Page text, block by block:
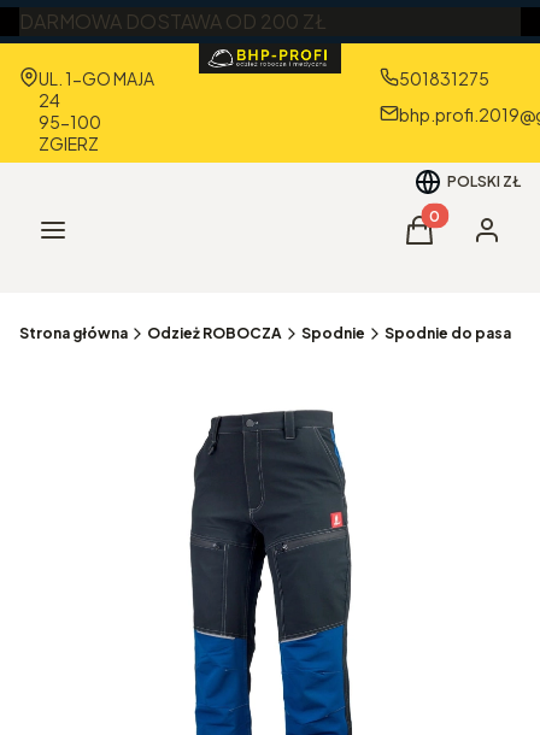
DARMOWA DOSTAWA OD 200 ZŁ
Adres:
UL. 1-GO MAJA
24
95-100
ZGIERZ
501831275
POLSKI ZŁ
Menu Produkty w
Koszyk
Strona główna Odzież ROBOCZA Spodnie Spodnie do pasa